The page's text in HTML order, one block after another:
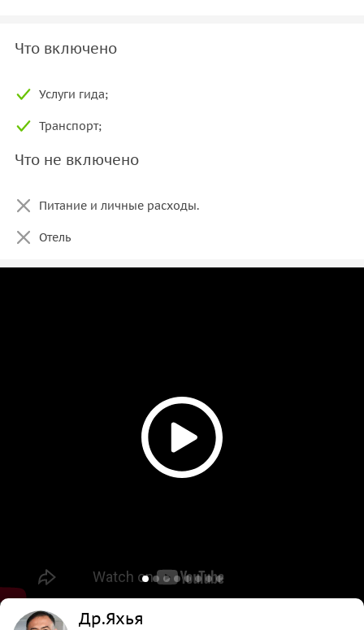
Что включено
Услуги гида;
Транспорт;
Что не включено
Питание и личные расходы.
Отель
Др.Яхья